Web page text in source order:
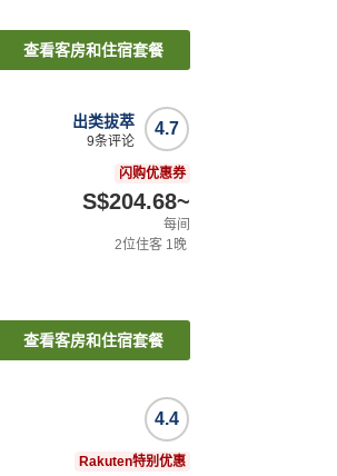
查看客房和住宿套餐
4.7
出类拔萃
9条评论
闪购优惠券
S$204.68~
每间
2位住客 1晚
查看客房和住宿套餐
4.4
Rakuten特别优惠